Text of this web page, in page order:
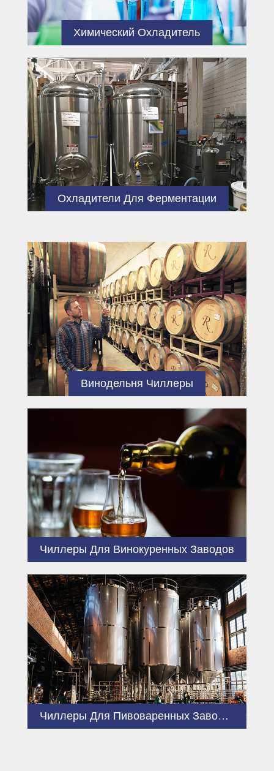
Химический Охладитель
Охладители Для Ферментации
Винодельня Чиллеры
Чиллеры Для Винокуренных Заводов
Чиллеры Для Пивоваренных Заводов